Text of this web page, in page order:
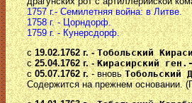
1757 г.- Семилетняя война: в Литве.
1758 г. - Цорндорф.
1759 г. - Кунерсдорф.
с19.02.1762 г. -Тобольский
с25.04.1762 г. -Кирасирский
с05.07.1762 г.- вновьТобольский
Содержится на прежнем основании.